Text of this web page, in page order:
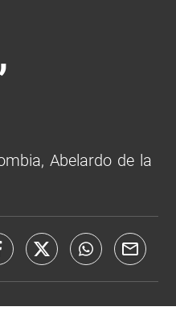
Abelardo de la